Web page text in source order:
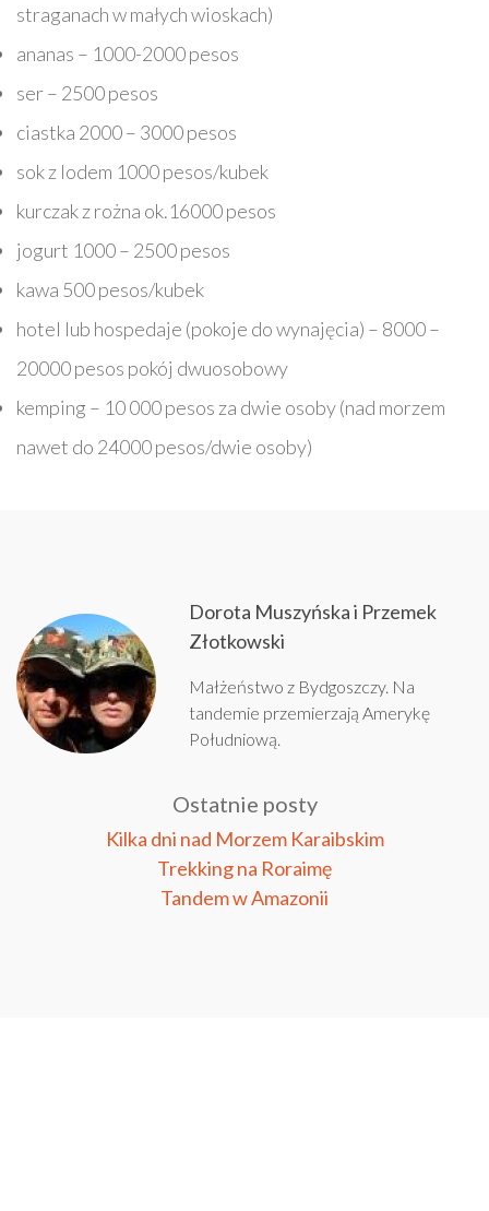
straganach w małych wioskach)
ananas – 1000-2000 pesos
ser – 2500 pesos
ciastka 2000 – 3000 pesos
sok z lodem 1000 pesos/kubek
kurczak z rożna ok.16000 pesos
jogurt 1000 – 2500 pesos
kawa 500 pesos/kubek
hotel lub hospedaje (pokoje do wynajęcia) – 8000 –
20000 pesos pokój dwuosobowy
kemping – 10 000 pesos za dwie osoby (nad morzem
nawet do 24000 pesos/dwie osoby)
Dorota Muszyńska i Przemek
Złotkowski
Małżeństwo z Bydgoszczy. Na
tandemie przemierzają Amerykę
Południową.
Ostatnie posty
Kilka dni nad Morzem Karaibskim
Trekking na Roraimę
Tandem w Amazonii